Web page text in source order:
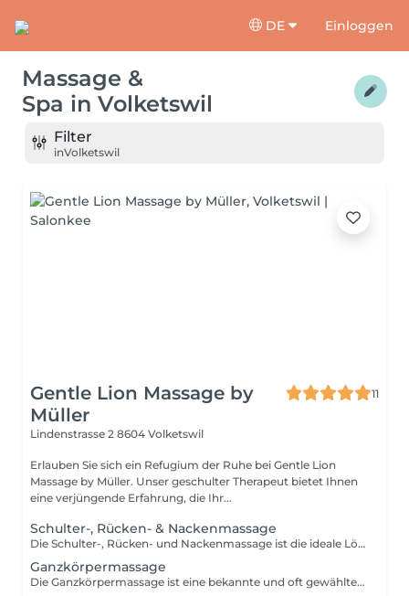
DE Einloggen
Massage &
Spa in Volketswil
Filter
inVolketswil
Gentle Lion Massage by
Müller
11
Lindenstrasse 2 8604 Volketswil
Erlauben Sie sich ein Refugium der Ruhe bei Gentle Lion
Massage by Müller. Unser geschulter Therapeut bietet Ihnen
eine verjüngende Erfahrung, die Ihr...
Schulter-, Rücken- & Nackenmassage
Die Schulter-, Rücken- und Nackenmassage ist die ideale Lösung bei Muskelverspannungen, die durch Knoten oder Haltungsschäden im Oberkörper verursacht werden.
Ganzkörpermassage
Die Ganzkörpermassage ist eine bekannte und oft gewählte Massageform. Die Technik wird angewandt zur Vorbeugung und Behandlung von physischen oder auch stressbedingten Beschwerden. Mit verschiedenen Massagegriffen wird der Körper in einen Zustand der Entspannung versetzt und du kannst dich vollkommen fallen lassen.